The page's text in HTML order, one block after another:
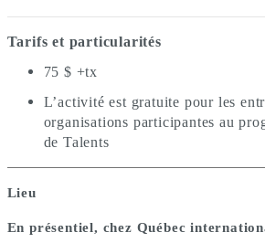
Tarifs et particularités
75 $ +tx
L’activité est gratuite pour les
organisations participantes au
de Talents
Lieu
En présentiel, chez Québec